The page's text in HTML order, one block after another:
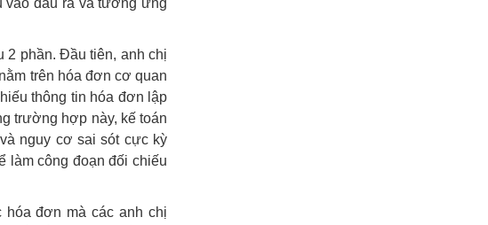
vào đầu ra và tương ứng
2 phần. Đầu tiên, anh chị
trên hóa đơn cơ quan
thông tin hóa đơn lập
trường hợp này, kế toán
nguy cơ sai sót cực kỳ
làm công đoạn đối chiếu
đơn mà các anh chị